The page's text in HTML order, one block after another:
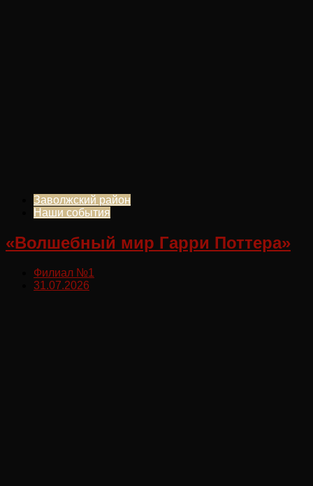
Заволжский район
Наши события
«Волшебный мир Гарри Поттера»
Филиал №1
31.07.2026